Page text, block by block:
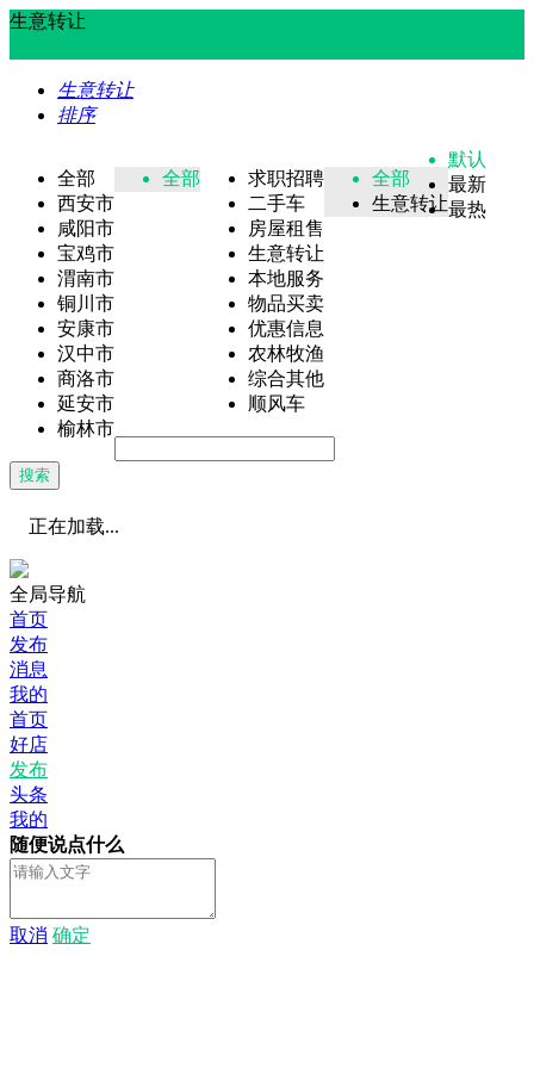
生意转让
生意转让
排序
全部
西安市
咸阳市
宝鸡市
渭南市
铜川市
安康市
汉中市
商洛市
延安市
榆林市
全部
求职招聘
二手车
房屋租售
生意转让
本地服务
物品买卖
优惠信息
农林牧渔
综合其他
顺风车
全部
生意转让
默认
最新
最热
搜索
正在加载...
全局导航
首页
发布
消息
我的
首页
好店
发布
头条
我的
随便说点什么
取消 确定